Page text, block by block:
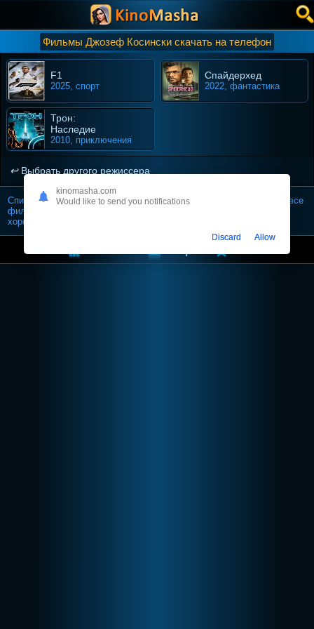
Фильмы Джозеф Косински скачать на телефон
F1
2025, спорт
Спайдерхед
2022, фантастика
Трон:
Наследие
2010, приключения
Выбрать другого режиссера
Список картин которые снял Джозеф Косински — можно скачать все
фильмы режиссера (в формате mp4 на телефон / планшет) в
хорошем качестве.
kinomasha.com
Would like to send you notifications
Discard Allow